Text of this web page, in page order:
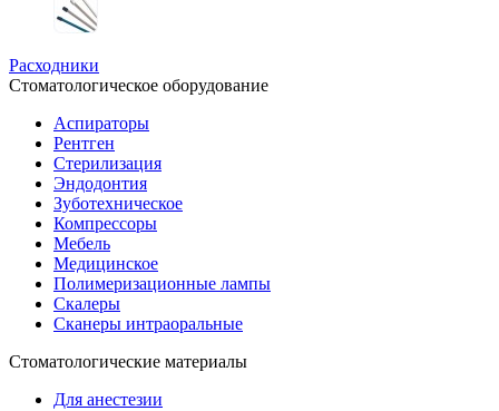
Расходники
Стоматологическое оборудование
Аспираторы
Рентген
Стерилизация
Эндодонтия
Зуботехническое
Компрессоры
Мебель
Медицинское
Полимеризационные лампы
Скалеры
Сканеры интраоральные
Стоматологические материалы
Для анестезии